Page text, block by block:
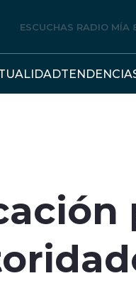
ESCUCHAS RADIO MÍA